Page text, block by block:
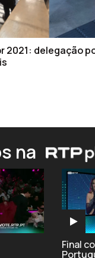
2021: delegação
na
Final